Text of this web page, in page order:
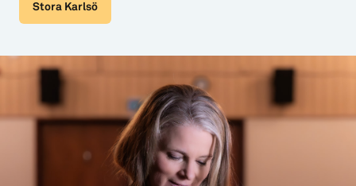
Stora Karlsö